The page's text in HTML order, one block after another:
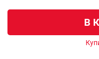
В